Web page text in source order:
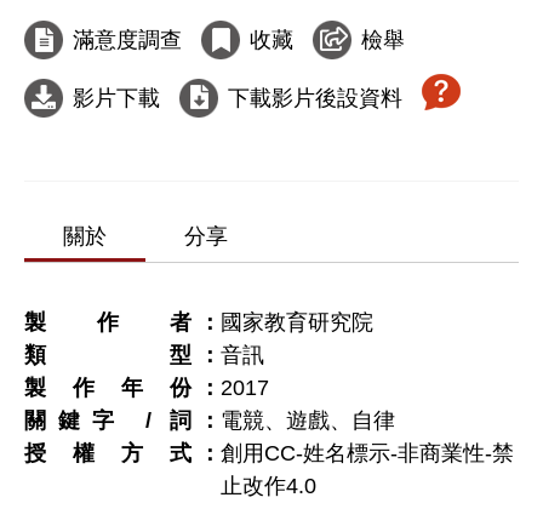
滿意度調查 收藏 檢舉
影片下載 下載影片後設資料
關於 分享
製作者
國家教育研究院
類型
音訊
製作年份
2017
關鍵字 / 詞
電競、遊戲、自律
授權方式
創用CC-姓名標示-非商業性-禁
止改作4.0